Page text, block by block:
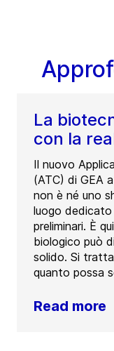
La
con la
Il nuovo
(ATC) di GEA
non è né uno
luogo
preliminari. È
biologico può
solido. Si
quanto possa
Read more